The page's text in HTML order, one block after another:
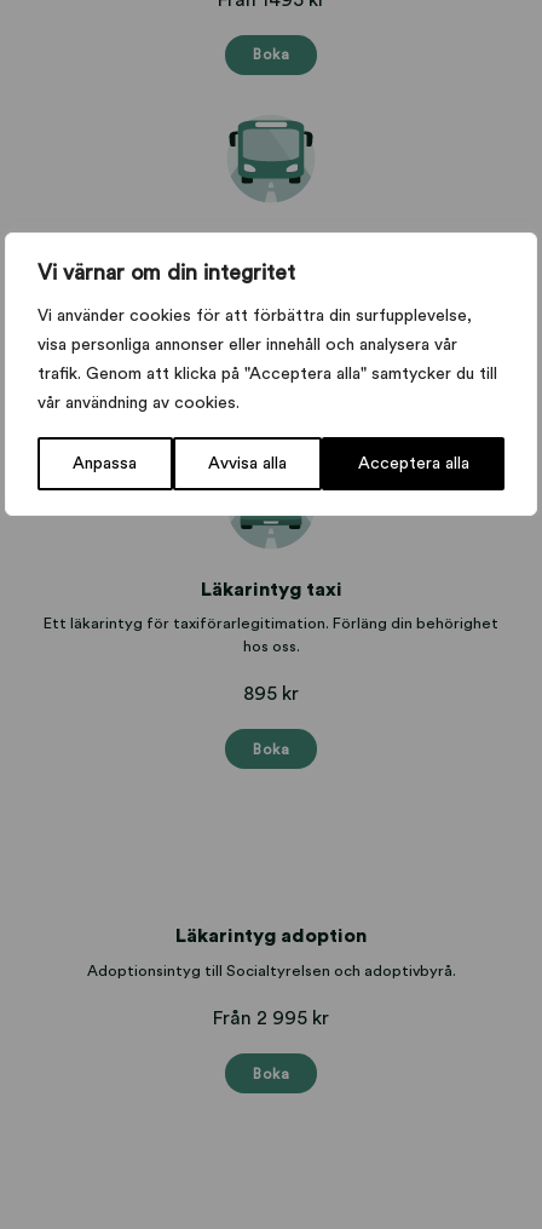
Vi värnar om din integritet
Vi använder cookies för att förbättra din surfupplevelse,
visa personliga annonser eller innehåll och analysera vår
trafik. Genom att klicka på "Acceptera alla" samtycker du till
vår användning av cookies.
Anpassa Avvisa alla Acceptera alla
Boka
Ett läkarintyg för dig som ska börja köra buss eller behöver
895 kr
Läkarintyg taxi
Ett läkarintyg för taxiförarlegitimation. Förläng din behörighet
hos oss.
895 kr
Boka
Läkarintyg adoption
Adoptionsintyg till Socialtyrelsen och adoptivbyrå.
Från 2 995 kr
Boka